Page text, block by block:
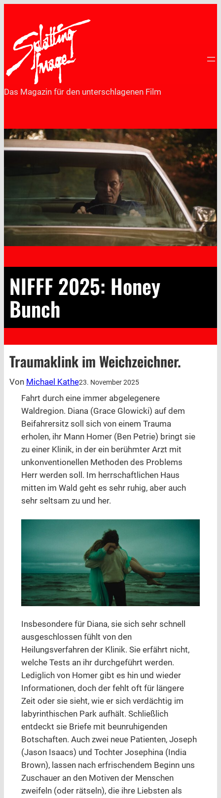
springen
Das Magazin für den unterschlagenen Film
NIFFF 2025: Honey
Bunch
Traumaklink im Weichzeichner.
Von Michael Kathe23. November 2025
Fahrt durch eine immer abgelegenere
Waldregion. Diana (Grace Glowicki) auf dem
Beifahrersitz soll sich von einem Trauma
erholen, ihr Mann Homer (Ben Petrie) bringt sie
zu einer Klinik, in der ein berühmter Arzt mit
unkonventionellen Methoden des Problems
Herr werden soll. Im herrschaftlichen Haus
mitten im Wald geht es sehr ruhig, aber auch
sehr seltsam zu und her.
Insbesondere für Diana, sie sich sehr schnell
ausgeschlossen fühlt von den
Heilungsverfahren der Klinik. Sie erfährt nicht,
welche Tests an ihr durchgeführt werden.
Lediglich von Homer gibt es hin und wieder
Informationen, doch der fehlt oft für längere
Zeit oder sie sieht, wie er sich verdächtig im
labyrinthischen Park aufhält. Schließlich
entdeckt sie Briefe mit beunruhigenden
Botschaften. Auch zwei neue Patienten, Joseph
(Jason Isaacs) und Tochter Josephina (India
Brown), lassen nach erfrischendem Beginn uns
Zuschauer an den Motiven der Menschen
zweifeln (oder rätseln), die ihre Liebsten als